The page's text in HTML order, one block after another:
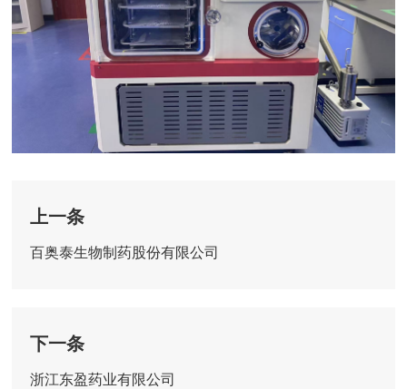
上一条
百奥泰生物制药股份有限公司
下一条
浙江东盈药业有限公司